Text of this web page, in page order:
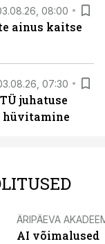
08:00
ainus kaitse
07:30
juhatuse
ÄRIPÄEVA
AI võimalused